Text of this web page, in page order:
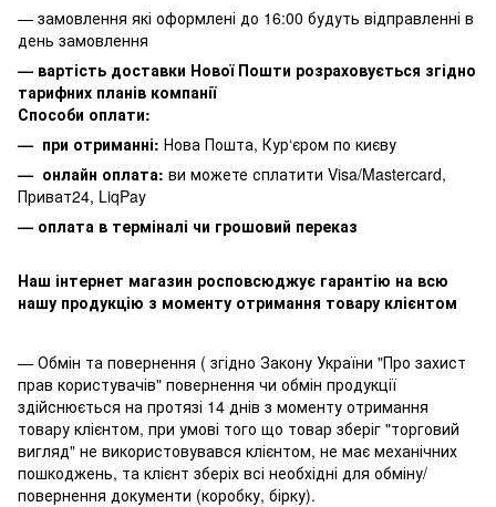
— замовлення які оформлені до 16:00 будуть відправленні в
день замовлення
— вартість доставки Нової Пошти розраховується згідно
тарифних планів компанії
Способи оплати:
— при отриманні: Нова Пошта, Кур‘єром по києву
— онлайн оплата: ви можете сплатити Visa/Mastercard,
Приват24, LiqPay
— оплата в терміналі чи грошовий переказ
Наш інтернет магазин росповсюджує гарантію на всю
нашу продукцію з моменту отримання товару клієнтом
— Обмін та повернення ( згідно Закону України "Про захист
прав користувачів" повернення чи обмін продукції
здійснюється на протязі 14 днів з моменту отримання
товару клієнтом, при умові того що товар зберіг "торговий
вигляд" не використовувався клієнтом, не має механічних
пошкоджень, та клієнт зберіх всі необхідні для обміну/
повернення документи (коробку, бірку).